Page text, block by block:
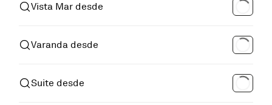
Vista Mar desde
Varanda desde
Suite desde